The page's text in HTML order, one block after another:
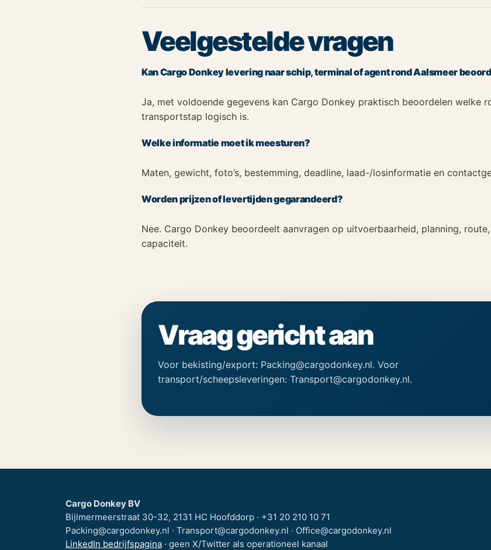
Veelgestelde vragen
Kan Cargo Donkey levering naar schip, terminal of agent rond Aalsmeer
Ja, met voldoende gegevens kan Cargo Donkey praktisch beoordelen welke
transportstap logisch is.
Welke informatie moet ik meesturen?
Maten, gewicht, foto’s, bestemming, deadline, laad-/losinformatie en
Worden prijzen of levertijden gegarandeerd?
Nee. Cargo Donkey beoordeelt aanvragen op uitvoerbaarheid, planning,
capaciteit.
Vraag gericht aan
Voor bekisting/export: Packing@cargodonkey.nl. Voor
transport/scheepsleveringen: Transport@cargodonkey.nl.
Cargo Donkey BV
Bijlmermeerstraat 30-32, 2131 HC Hoofddorp · +31 20 210 10 71
Packing@cargodonkey.nl · Transport@cargodonkey.nl · Office@cargodonkey.nl
LinkedIn bedrijfspagina · geen X/Twitter als operationeel kanaal